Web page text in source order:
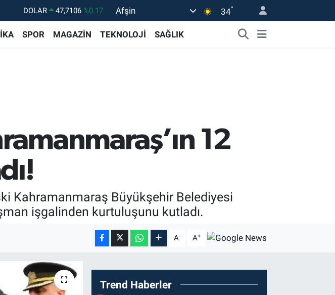
DOLAR 47,7106 %0.17
EURO
55,1652
%0.27
Afşin 34°
SPOR MAGAZİN TEKNOLOJİ SAĞLIK
12
Kahramanmaraş Büyükşehir Belediyesi
işgalinden kurtuluşunu kutladı.
A- A+
Trend Haberler